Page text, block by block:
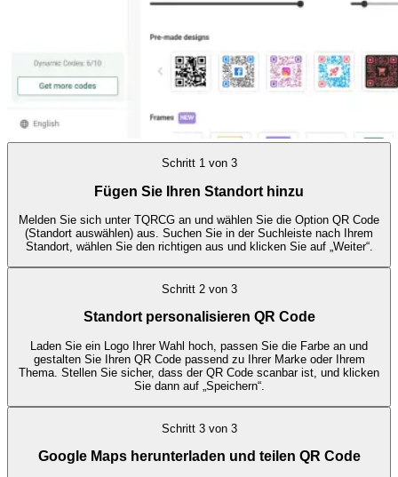
Schritt 1 von 3
Fügen Sie Ihren Standort hinzu
Melden Sie sich unter TQRCG an und wählen Sie die Option QR Code
(Standort auswählen) aus. Suchen Sie in der Suchleiste nach Ihrem
Standort, wählen Sie den richtigen aus und klicken Sie auf „Weiter“.
Schritt 2 von 3
Standort personalisieren QR Code
Laden Sie ein Logo Ihrer Wahl hoch, passen Sie die Farbe an und
gestalten Sie Ihren QR Code passend zu Ihrer Marke oder Ihrem
Thema. Stellen Sie sicher, dass der QR Code scanbar ist, und klicken
Sie dann auf „Speichern“.
Schritt 3 von 3
Google Maps herunterladen und teilen QR Code